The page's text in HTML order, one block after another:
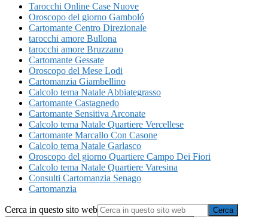
Tarocchi Online Case Nuove
Oroscopo del giorno Gamboló
Cartomante Centro Direzionale
tarocchi amore Bullona
tarocchi amore Bruzzano
Cartomante Gessate
Oroscopo del Mese Lodi
Cartomanzia Giambellino
Calcolo tema Natale Abbiategrasso
Cartomante Castagnedo
Cartomante Sensitiva Arconate
Calcolo tema Natale Quartiere Vercellese
Cartomante Marcallo Con Casone
Calcolo tema Natale Garlasco
Oroscopo del giorno Quartiere Campo Dei Fiori
Calcolo tema Natale Quartiere Varesina
Consulti Cartomanzia Senago
Cartomanzia
Cerca in questo sito web